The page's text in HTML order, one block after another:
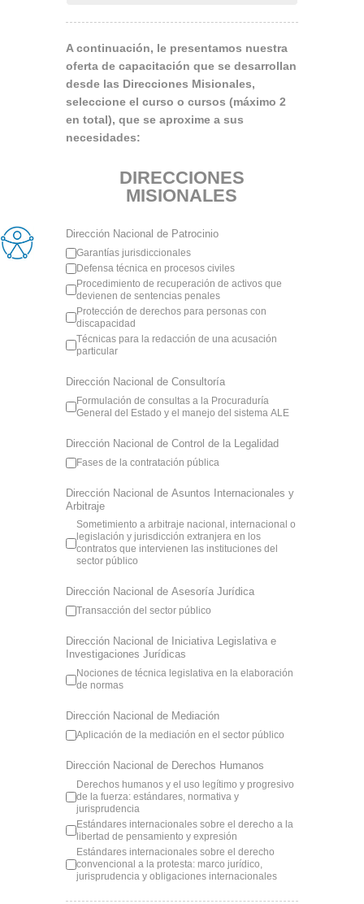
A continuación, le presentamos nuestra
oferta de capacitación que se desarrollan
desde las Direcciones Misionales,
seleccione el curso o cursos (máximo 2
en total), que se aproxime a sus
necesidades:
DIRECCIONES
MISIONALES
Dirección Nacional de Patrocinio
Garantías jurisdiccionales
Defensa técnica en procesos civiles
Procedimiento de recuperación de activos que
devienen de sentencias penales
Protección de derechos para personas con
discapacidad
Técnicas para la redacción de una acusación
particular
Dirección Nacional de Consultoría
Formulación de consultas a la Procuraduría
General del Estado y el manejo del sistema ALE
Dirección Nacional de Control de la Legalidad
Fases de la contratación pública
Dirección Nacional de Asuntos Internacionales y
Arbitraje
Sometimiento a arbitraje nacional, internacional o
legislación y jurisdicción extranjera en los
contratos que intervienen las instituciones del
sector público
Dirección Nacional de Asesoría Jurídica
Transacción del sector público
Dirección Nacional de Iniciativa Legislativa e
Investigaciones Jurídicas
Nociones de técnica legislativa en la elaboración
de normas
Dirección Nacional de Mediación
Aplicación de la mediación en el sector público
Dirección Nacional de Derechos Humanos
Derechos humanos y el uso legítimo y progresivo
de la fuerza: estándares, normativa y
jurisprudencia
Estándares internacionales sobre el derecho a la
libertad de pensamiento y expresión
Estándares internacionales sobre el derecho
convencional a la protesta: marco jurídico,
jurisprudencia y obligaciones internacionales